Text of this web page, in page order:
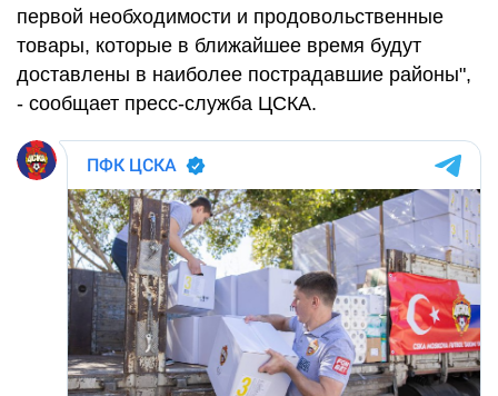
первой необходимости и продовольственные
товары, которые в ближайшее время будут
доставлены в наиболее пострадавшие районы",
- сообщает пресс-служба ЦСКА.